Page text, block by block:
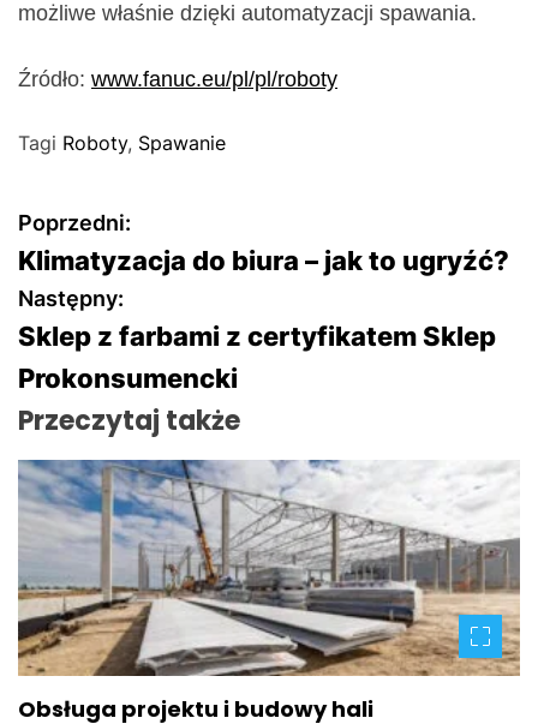
możliwe właśnie dzięki automatyzacji spawania.
Źródło: www.fanuc.eu/pl/pl/roboty
Tagi Roboty, Spawanie
N
a
w
i
g
a
c
j
a
w
Poprzedni:
Klimatyzacja do biura – jak to ugryźć?
Następny:
Sklep z farbami z certyfikatem Sklep
Prokonsumencki
Przeczytaj także
Obsługa projektu i budowy hali